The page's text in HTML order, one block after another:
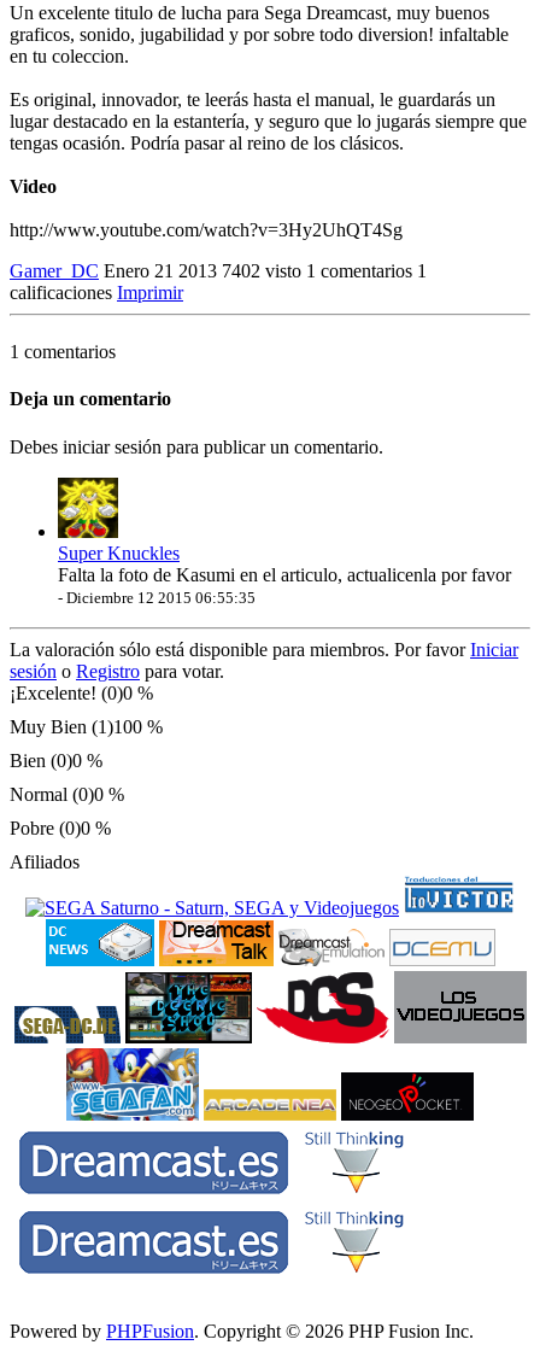
Un excelente titulo de lucha para Sega Dreamcast, muy buenos
graficos, sonido, jugabilidad y por sobre todo diversion! infaltable
en tu coleccion.
Es original, innovador, te leerás hasta el manual, le guardarás un
lugar destacado en la estantería, y seguro que lo jugarás siempre que
tengas ocasión. Podría pasar al reino de los clásicos.
Video
http://www.youtube.com/watch?v=3Hy2UhQT4Sg
Gamer_DC Enero 21 2013 7402 visto 1 comentarios 1
calificaciones Imprimir
1 comentarios
Deja un comentario
Debes iniciar sesión para publicar un comentario.
Super Knuckles
Falta la foto de Kasumi en el articulo, actualicenla por favor
- Diciembre 12 2015 06:55:35
La valoración sólo está disponible para miembros. Por favorIniciar
sesión o Registro para votar.
¡Excelente! (0)0 %
Muy Bien (1)100 %
Bien (0)0 %
Normal (0)0 %
Pobre (0)0 %
Afiliados
Powered by PHPFusion. Copyright © 2026 PHP Fusion Inc.